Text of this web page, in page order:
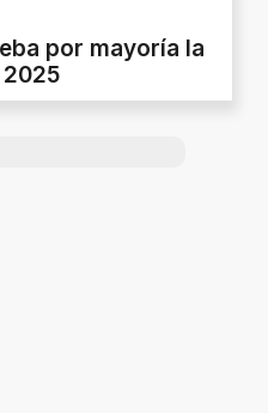
por mayoría la